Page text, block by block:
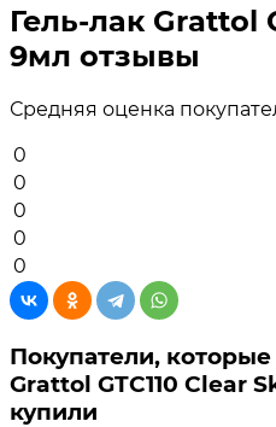
Гель-лак Grattol
9мл отзывы
Средняя оценка
0
0
0
0
0
Покупатели,
Grattol GTC110 Clear
купили